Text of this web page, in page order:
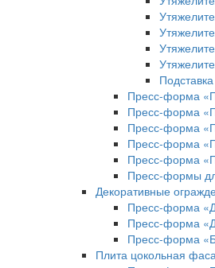
Пресс-форма
Пресс-форма
Пресс-форма
Пресс-форма
Пресс-форма
Пресс-формы
Декоративные
Пресс-форма
Пресс-форма
Пресс-форма
Плита цокольная